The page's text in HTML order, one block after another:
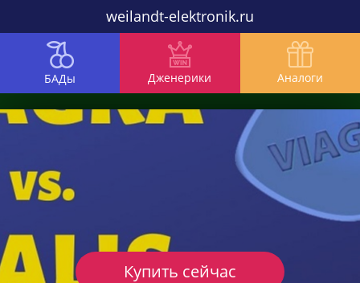
weilandt-elektronik.ru
БАДы Дженерики Аналоги
Купить сейчас